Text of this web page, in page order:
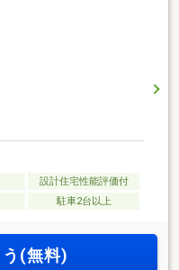
設計住宅性能評価付
駐車2台以上
(無料)